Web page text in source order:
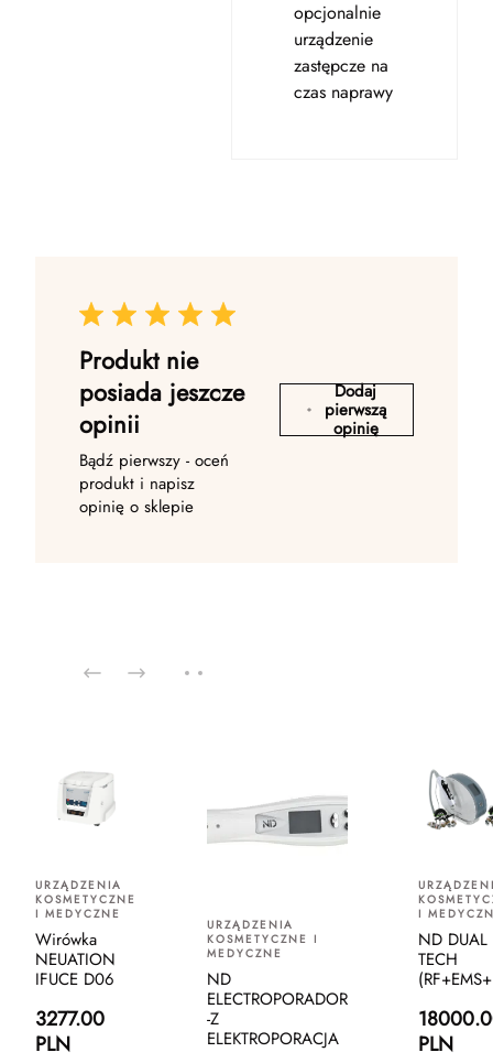
opcjonalnie
urządzenie
zastępcze na
czas naprawy
Produkt nie
posiada jeszcze
opinii
Bądź pierwszy - oceń
produkt i napisz
opinię o sklepie
Dodaj
pierwszą
opinię
URZĄDZENIA
KOSMETYCZNE
I MEDYCZNE
Wirówka
NEUATION
IFUCE D06
3277.00
PLN
URZĄDZENIA
KOSMETYCZNE I
MEDYCZNE
ND
ELECTROPORADOR
-Z
ELEKTROPORACJA
I
ND DUAL
TECH
PLN